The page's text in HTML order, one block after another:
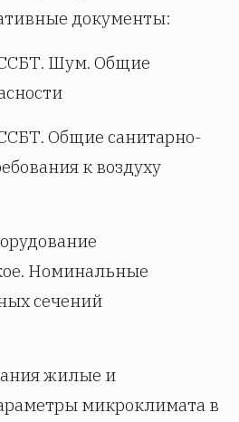
документы:
Шум. Общие
Общие санитарно-
к воздуху
Номинальные
сечений
жилые и
микроклимата в